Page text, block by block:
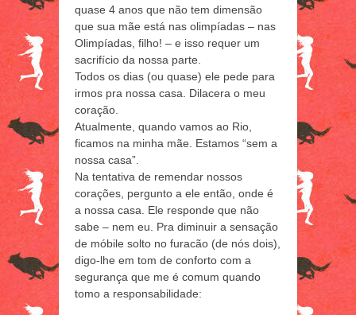
quase 4 anos que não tem dimensão
que sua mãe está nas olimpíadas – nas
Olimpíadas, filho! – e isso requer um
sacrifício da nossa parte.
Todos os dias (ou quase) ele pede para
irmos pra nossa casa. Dilacera o meu
coração.
Atualmente, quando vamos ao Rio,
ficamos na minha mãe. Estamos “sem a
nossa casa”.
Na tentativa de remendar nossos
corações, pergunto a ele então, onde é
a nossa casa. Ele responde que não
sabe – nem eu. Pra diminuir a sensação
de móbile solto no furacão (de nós dois),
digo-lhe em tom de conforto com a
segurança que me é comum quando
tomo a responsabilidade: